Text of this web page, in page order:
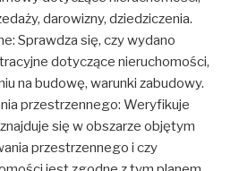
darowizny, dziedziczenia.
Sprawdza się, czy wydano
dotyczące nieruchomości,
na budowę, warunki zabudowy.
przestrzennego: Weryfikuje
się w obszarze objętym
przestrzennego i czy